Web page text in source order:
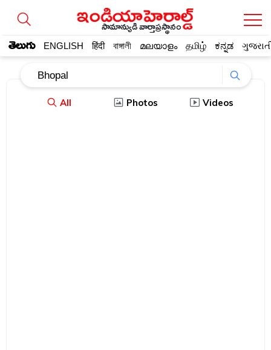
సామాన్యుడి వార్తాప్రస్థానం
తెలుగు ENGLISH हिंदी বাঙ্গালী മലയാളം தமிழ் ಕನ್ನಡ
All Photos Videos